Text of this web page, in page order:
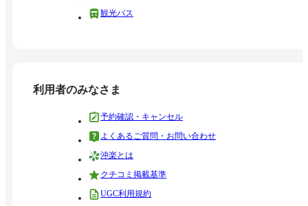
観光バス
利用者のみなさま
予約確認・キャンセル
よくあるご質問・お問い合わせ
沖楽とは
クチコミ掲載基準
UGC利用規約